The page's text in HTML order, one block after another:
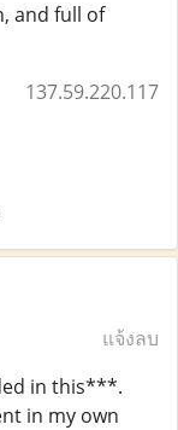
and full of
137.59.220.117
แจ้งลบ
in this***.
in my own